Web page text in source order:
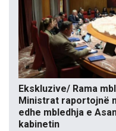
Ekskluzive/ Rama
Ministrat raportojnë
edhe mbledhja e
kabinetin